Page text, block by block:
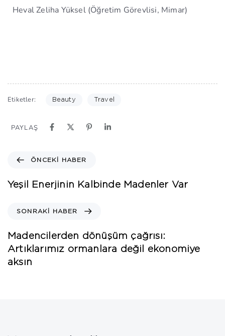
Heval Zeliha Yüksel (Öğretim Görevlisi, Mimar)
Etiketler: Beauty Travel
PAYLAŞ
ÖNCEKI HABER
Yeşil Enerjinin Kalbinde Madenler Var
SONRAKI HABER
Madencilerden dönüşüm çağrısı:
Artıklarımız ormanlara değil ekonomiye
aksın